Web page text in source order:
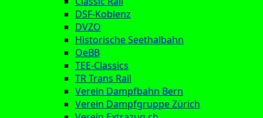
DSF-Koblenz
DVZO
Historische Seethalbahn
OeBB
TEE-Classics
TR Trans Rail
Verein Dampfbahn Bern
Verein Dampfgruppe Zürich